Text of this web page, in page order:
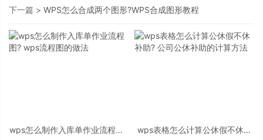
下一篇 > WPS怎么合成两个图形?WPS合成图形教程
wps怎么制作入库单作业流程图?
wps表格怎么计算公休假不休补